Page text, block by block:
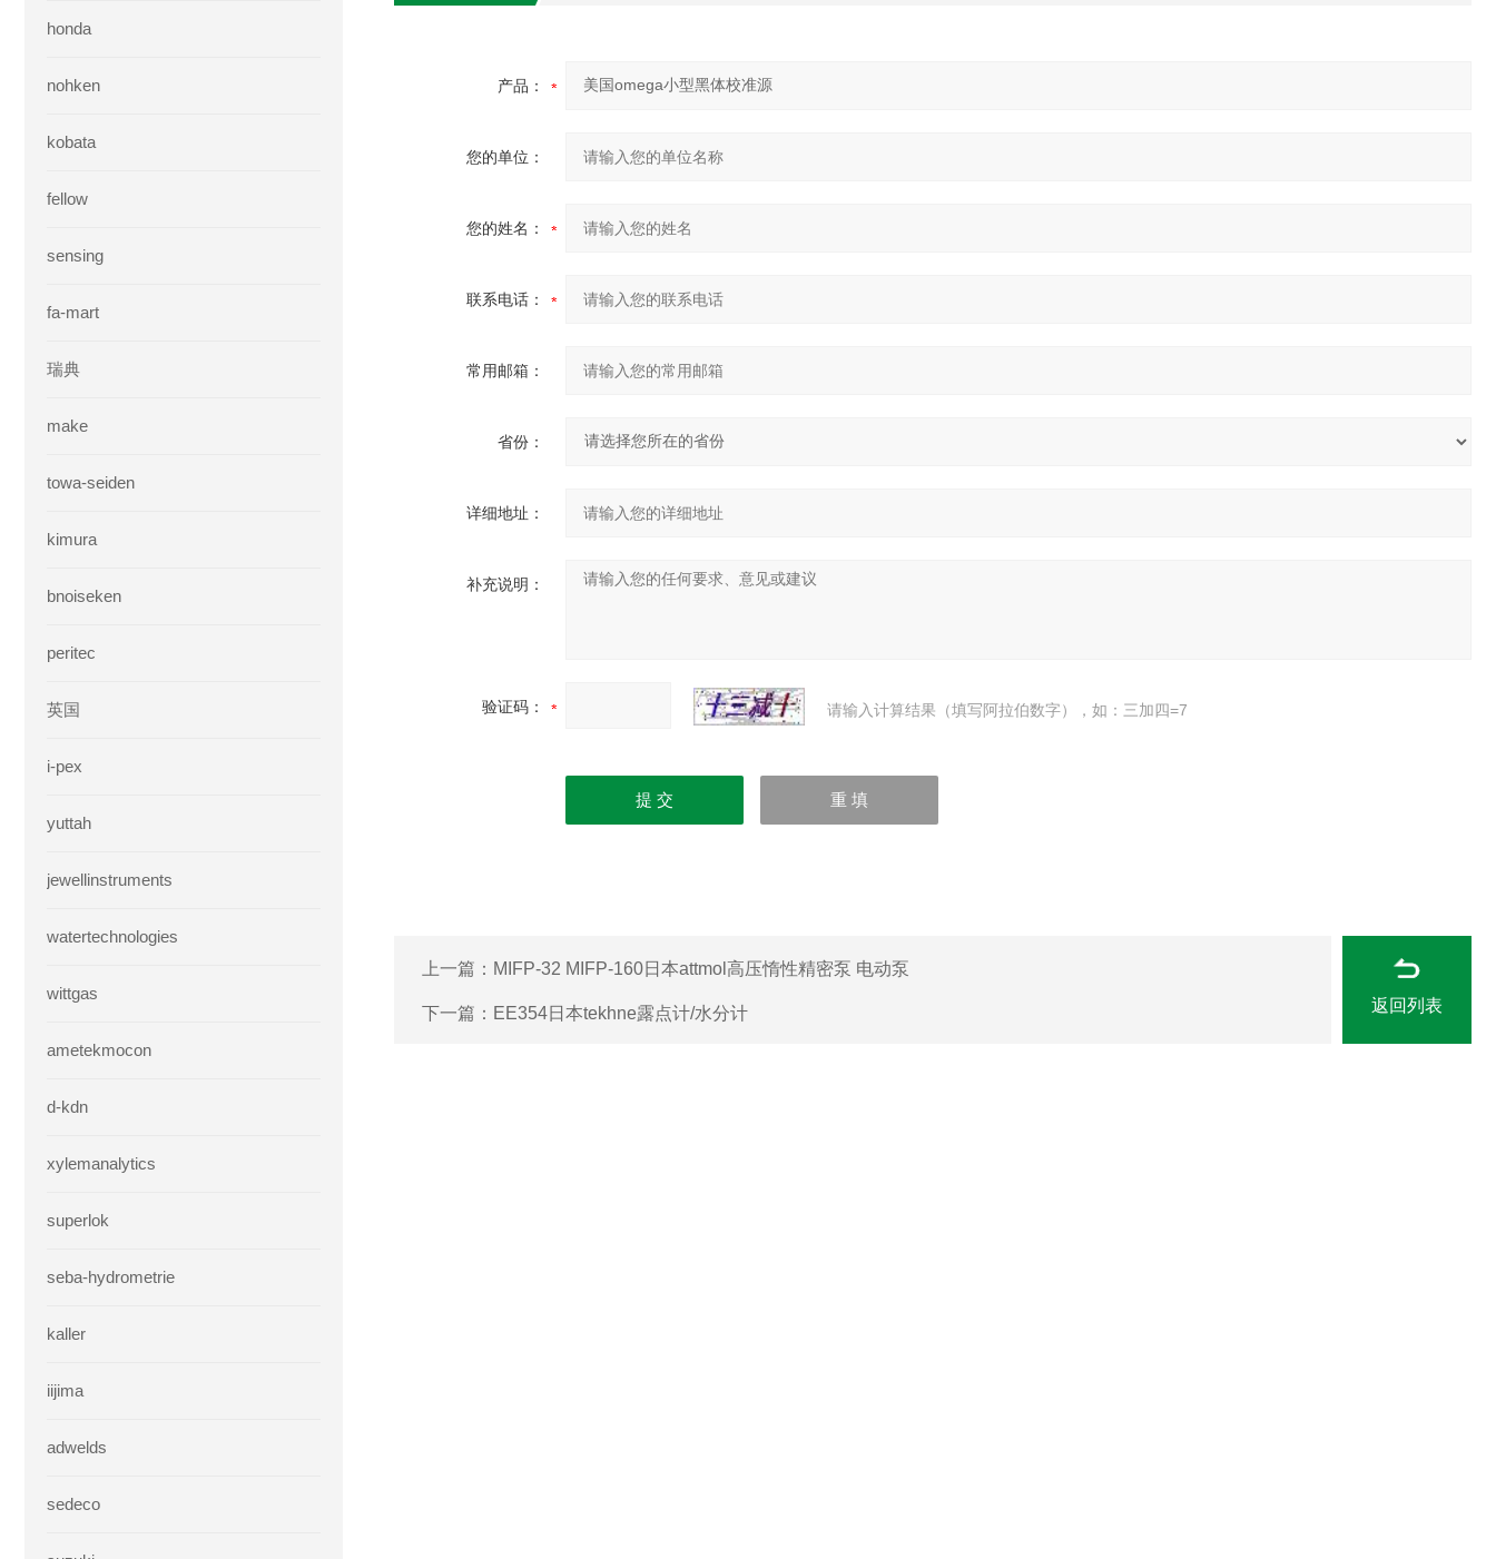
honda
nohken
kobata
fellow
sensing
fa-mart
瑞典
make
towa-seiden
kimura
bnoiseken
peritec
英国
i-pex
yuttah
jewellinstruments
watertechnologies
wittgas
ametekmocon
d-kdn
xylemanalytics
superlok
seba-hydrometrie
kaller
iijima
adwelds
sedeco
产品：
您的单位：
您的姓名：
联系电话：
常用邮箱：
省份：
详细地址：
补充说明：
验证码： 请输入计算结果（填写阿拉伯数字），如：三加四=7
上一篇： MIFP-32 MIFP-160日本attmol高压惰性精密泵 电动泵
下一篇： EE354日本tekhne露点计/水分计 返回列表